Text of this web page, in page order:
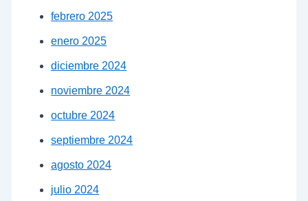
febrero 2025
enero 2025
diciembre 2024
noviembre 2024
octubre 2024
septiembre 2024
agosto 2024
julio 2024